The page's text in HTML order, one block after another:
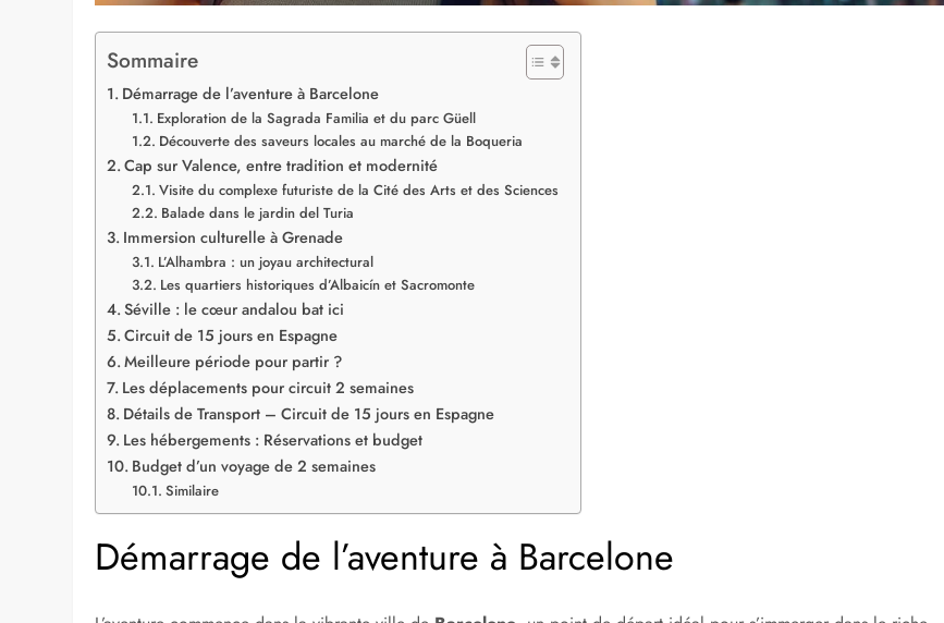
Sommaire
Démarrage de l’aventure à Barcelone
Exploration de la Sagrada Familia et du parc Güell
Découverte des saveurs locales au marché de la Boqueria
Cap sur Valence, entre tradition et modernité
Visite du complexe futuriste de la Cité des Arts et des Sciences
Balade dans le jardin del Turia
Immersion culturelle à Grenade
Les quartiers historiques d’Albaicín et Sacromonte